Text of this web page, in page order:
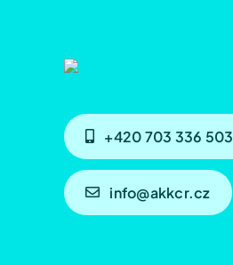
+420 703 336 503
info@akkcr.cz